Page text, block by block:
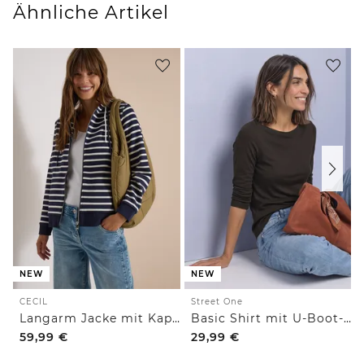
Ähnliche Artikel
NEW
CECIL
Langarm Jacke mit Kapuze und Struktur
59,99 €
NEW
Street One
Basic Shirt mit U-Boot-Ausschnitt
29,99 €